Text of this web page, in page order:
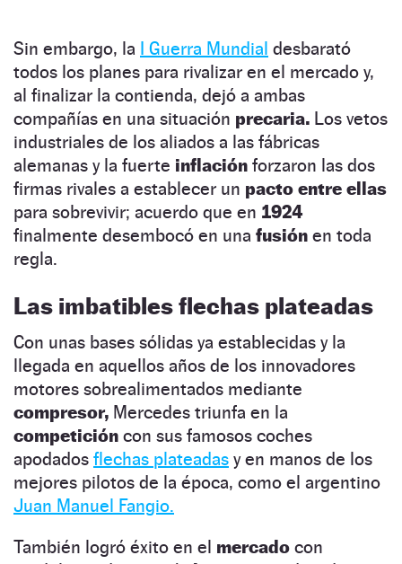
Sin embargo, la I Guerra Mundial desbarató
todos los planes para rivalizar en el mercado y,
al finalizar la contienda, dejó a ambas
compañías en una situación precaria. Los vetos
industriales de los aliados a las fábricas
alemanas y la fuerte inflación forzaron las dos
firmas rivales a establecer un pacto entre ellas
para sobrevivir; acuerdo que en 1924
finalmente desembocó en una fusión en toda
regla.
Las imbatibles flechas plateadas
Con unas bases sólidas ya establecidas y la
llegada en aquellos años de los innovadores
motores sobrealimentados mediante
compresor, Mercedes triunfa en la
competición con sus famosos coches
apodados flechas plateadas y en manos de los
mejores pilotos de la época, como el argentino
Juan Manuel Fangio.
También logró éxito en el mercado con